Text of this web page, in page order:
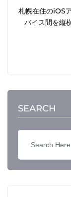
札幌在住のiOS
バイス間を縦
SEARCH